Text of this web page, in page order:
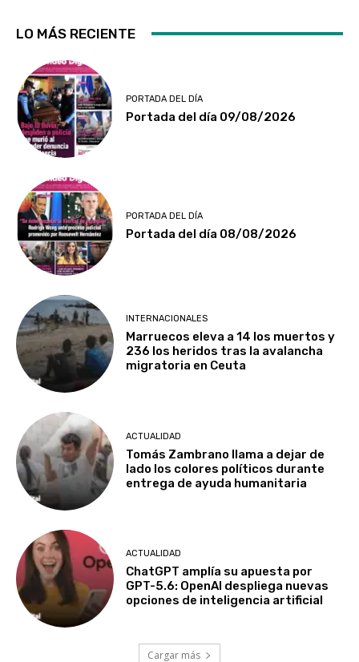
LO MÁS RECIENTE
PORTADA DEL DÍA
Portada del día 09/08/2026
PORTADA DEL DÍA
Portada del día 08/08/2026
INTERNACIONALES
Marruecos eleva a 14 los muertos y
236 los heridos tras la avalancha
migratoria en Ceuta
ACTUALIDAD
Tomás Zambrano llama a dejar de
lado los colores políticos durante
entrega de ayuda humanitaria
ACTUALIDAD
ChatGPT amplía su apuesta por
GPT-5.6: OpenAI despliega nuevas
opciones de inteligencia artificial
Cargar más